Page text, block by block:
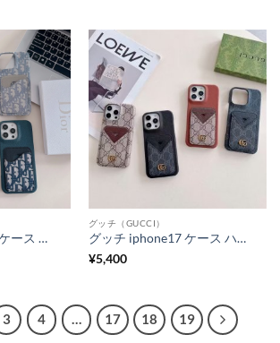
dior アイフォン17 ケース ブランド iphone17air/17pro ケース カード収納 ディオール iphone16pro/16promax ケース おしゃれ iphone15/14 ケース ペア 大人 ブランド
グッチ（GUCCI）
グッチ iphone17 ケース ハイブランド iphone17pro/17air ケース カード収納 iphone16/16promax ケース おしゃれ メンズ gucci風 アイフォン15/14 ケース ブランドコピー 安全
¥5,400
3 4 … 17 18 19